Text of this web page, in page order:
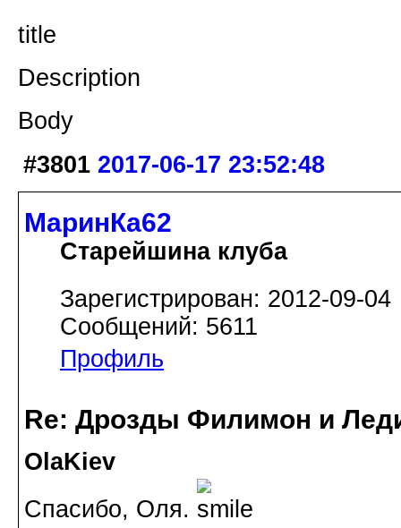
title
Description
Body
#3801 2017-06-17 23:52:48
МаринКа62
Старейшина клуба
Зарегистрирован: 2012-09-04
Сообщений: 5611
Профиль
Re: Дрозды Филимон и
OlaKiev
Спасибо, Оля.